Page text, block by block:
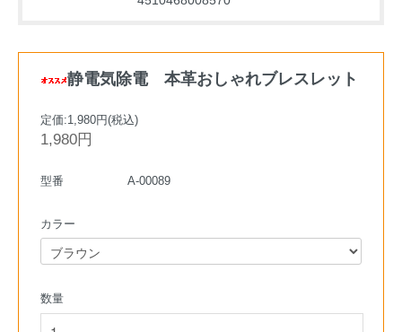
静電気除電 本革おしゃれブレスレット
定価:1,980円(税込)
1,980円
型番 A-00089
カラー
数量